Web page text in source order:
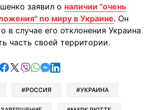
заявил о наличии "очень
по миру в Украине. Он
в случае его отклонения Украина
часть своей территории.
в Telegram
поделиться в Facebook
поделиться в X
отправить в Viber
отправить в Whatsapp
отправить в Messenger
отправить в LinkedIn
РОССИЯ УКРАИНА